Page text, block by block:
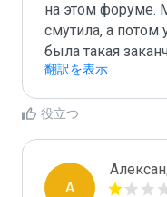
на этом форуме.
смутила, а
была такая
翻訳を表示
役立つ
А